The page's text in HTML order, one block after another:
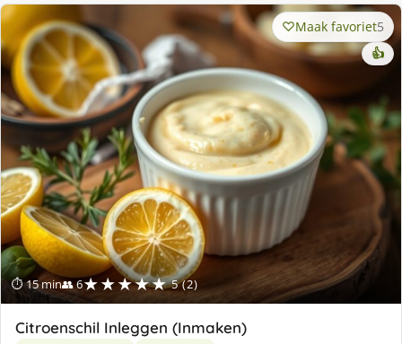
⏱ 15 min👥 6★★★★★ 5 (2)
Maak favoriet5
👍
Citroenschil Inleggen (Inmaken)